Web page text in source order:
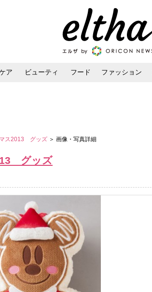
ア ビューティ フード ファッション
ス2013 グッズ ＞ 画像・写真詳細
グッズ